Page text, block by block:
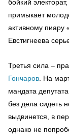
бойкий
примыкает
активному пиару
Евстигнеева
Третья сила –
Гончаров . На
мандата
без дела сидеть
выдвинется, в
однако не